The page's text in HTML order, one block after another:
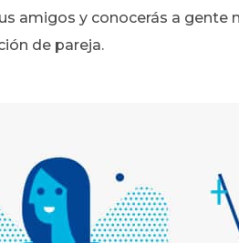
amigos y conocerás a gente
de pareja.